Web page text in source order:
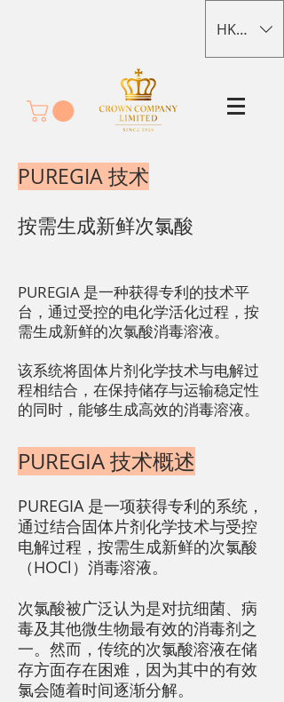
HKD (HK$)
PUREGIA 技术
按需生成新鲜次氯酸
PUREGIA 是一种获得专利的技术平
台，通过受控的电化学活化过程，按
需生成新鲜的次氯酸消毒溶液。
该系统将固体片剂化学技术与电解过
程相结合，在保持储存与运输稳定性
的同时，能够生成高效的消毒溶液。
PUREGIA 技术概述
PUREGIA 是一项获得专利的系统，
通过结合固体片剂化学技术与受控
电解过程，按需生成新鲜的次氯酸
（HOCl）消毒溶液。
次氯酸被广泛认为是对抗细菌、病
毒及其他微生物最有效的消毒剂之
一。然而，传统的次氯酸溶液在储
存方面存在困难，因为其中的有效
氯会随着时间逐渐分解。